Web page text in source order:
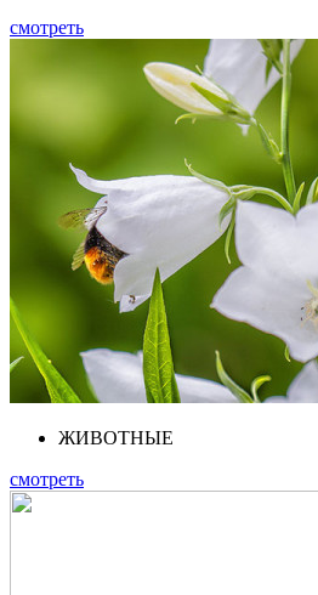
смотреть
ЖИВОТНЫЕ
смотреть